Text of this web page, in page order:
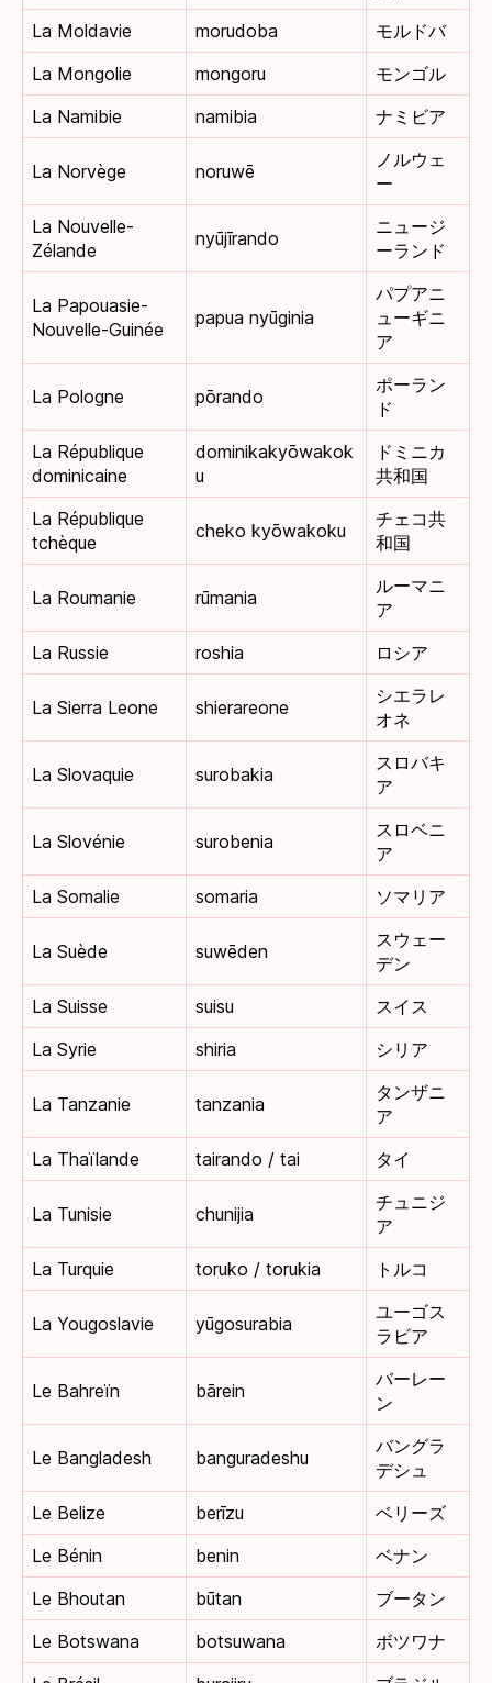
La Moldavie
morudoba
モルドバ
La Mongolie
mongoru
モンゴル
La Namibie
namibia ナミビア
La Norvège noruwē
ノルウェ
ー
La Nouvelle-
Zélande
nyūjīrando
ニュージ
ーランド
La Papouasie-
Nouvelle-Guinée
papua nyūginia
パプアニ
ューギニ
ア
La Pologne pōrando
ポーラン
ド
La République
dominicaine
dominikakyōwakok
u
ドミニカ
共和国
La République
tchèque
cheko kyōwakoku
チェコ共
和国
La Roumanie rūmania
ルーマニ
ア
La Russie
roshia ロシア
La Sierra Leone shierareone
シエラレ
オネ
La Slovaquie surobakia
スロバキ
ア
La Slovénie surobenia
スロベニ
ア
La Somalie
somaria ソマリア
La Suède suwēden
スウェー
デン
La Suisse
suisu
スイス
La Syrie
shiria シリア
La Tanzanie tanzania
タンザニ
ア
La Thaïlande
tairando / tai タイ
La Tunisie chunijia
チュニジ
ア
La Turquie
toruko / torukia トルコ
La Yougoslavie yūgosurabia
ユーゴス
ラビア
Le Bahreïn bārein
バーレー
ン
Le Bangladesh banguradeshu
バングラ
デシュ
Le Belize
berīzu
ベリーズ
Le Bénin
benin
ベナン
Le Bhoutan
būtan
ブータン
Le Botswana
botsuwana
ボツワナ